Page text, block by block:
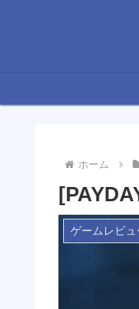
ホーム
ゲームレビュ